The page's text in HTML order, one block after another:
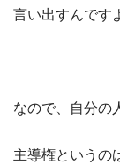
言い出すんです
なので、自分の
主導権というの